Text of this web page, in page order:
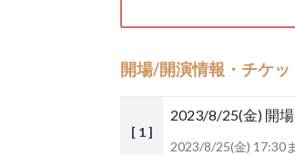
開場/開演情報・チケッ
[ 1 ]
2023/8/25(金) 開
2023/8/25(金) 17:30